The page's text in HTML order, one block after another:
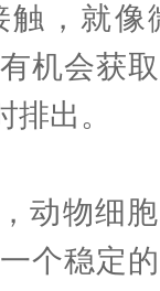
触，就
机会获
出。
物细胞
个稳定